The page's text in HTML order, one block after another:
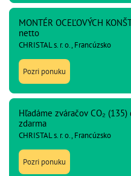
MONTÉR OCEĽOVÝCH
netto
CHRISTAL s. r. o., Francúzsko
Pozri ponuku
Hľadáme zváračov CO₂
zdarma
CHRISTAL s. r. o., Francúzsko
Pozri ponuku